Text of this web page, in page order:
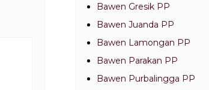
Bawen Gresik PP
Bawen Juanda PP
Bawen Lamongan PP
Bawen Parakan PP
Bawen Purbalingga PP